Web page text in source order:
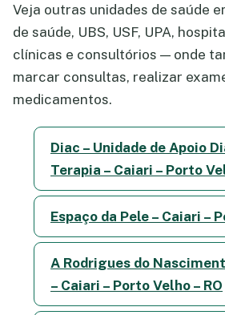
Veja outras unidades de saúde
de saúde, UBS, USF, UPA,
clínicas e consultórios — onde
marcar consultas, realizar
medicamentos.
Diac – Unidade de Apoio
Terapia – Caiari – Porto
Espaço da Pele – Caiari –
A Rodrigues do
– Caiari – Porto Velho – RO